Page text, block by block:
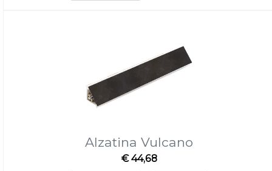
Alzatina Vulcano
€ 44,68